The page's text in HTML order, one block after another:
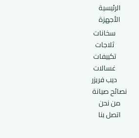
الرئيسية
الأجهزة
سخانات
ثلاجات
تكييفات
غسالات
ديب فريزر
نصائح صيانة
من نحن
اتصل بنا